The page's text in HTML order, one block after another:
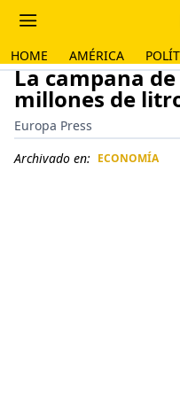
HOME AMÉRICA
La campana de
millones de
Europa Press
Archivado en: ECONOMÍA